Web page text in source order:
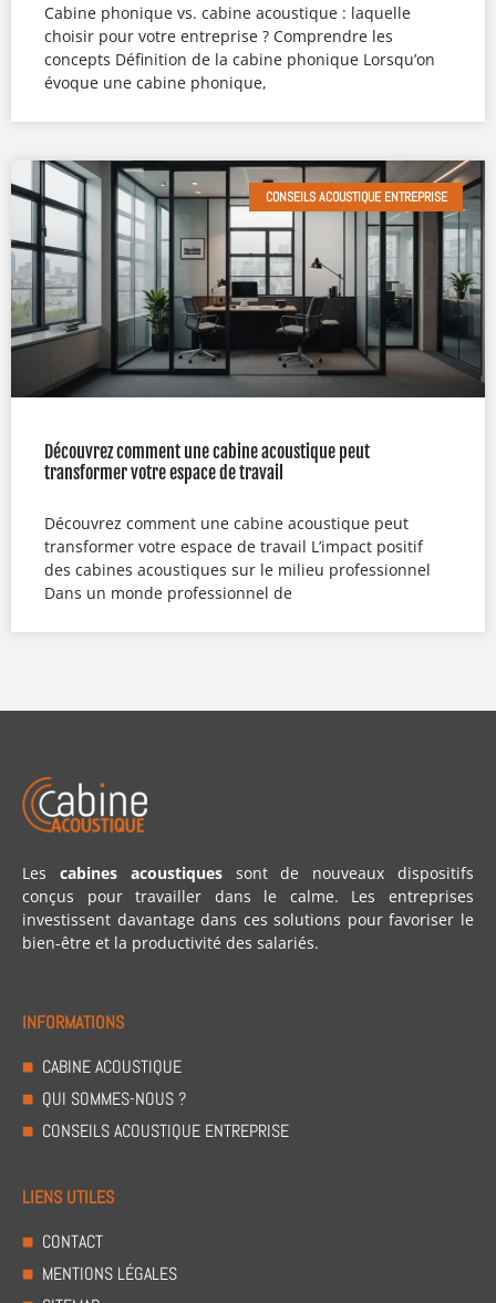
Cabine phonique vs. cabine acoustique : laquelle
choisir pour votre entreprise ? Comprendre les
concepts Définition de la cabine phonique Lorsqu’on
évoque une cabine phonique,
CONSEILS ACOUSTIQUE ENTREPRISE
Découvrez comment une cabine acoustique peut
transformer votre espace de travail
Découvrez comment une cabine acoustique peut
transformer votre espace de travail L’impact positif
des cabines acoustiques sur le milieu professionnel
Dans un monde professionnel de
Les cabines acoustiquessont de nouveaux dispositifs
conçus pour travailler dans le calme. Les entreprises
investissent davantage dans ces solutions pour favoriser le
bien-être et la productivité des salariés.
INFORMATIONS
CABINE ACOUSTIQUE
QUI SOMMES-NOUS ?
CONSEILS ACOUSTIQUE ENTREPRISE
LIENS UTILES
CONTACT
MENTIONS LÉGALES